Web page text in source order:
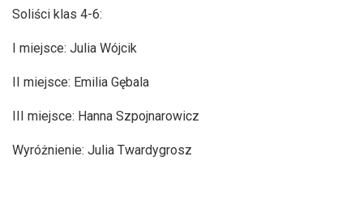
Soliści klas 4-6:
I miejsce: Julia Wójcik
II miejsce: Emilia Gębala
III miejsce: Hanna Szpojnarowicz
Wyróżnienie: Julia Twardygrosz